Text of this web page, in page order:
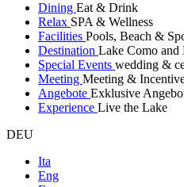
Dining Eat & Drink
Relax SPA & Wellness
Facilities Pools, Beach &
Destination Lake Como and
Special Events wedding &
Meeting Meeting &
Angebote Exklusive
Experience Live the Lake
DEU
Ita
Eng